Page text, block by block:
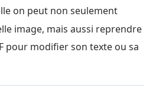
on peut non seulement
image, mais aussi reprendre
pour modifier son texte ou sa